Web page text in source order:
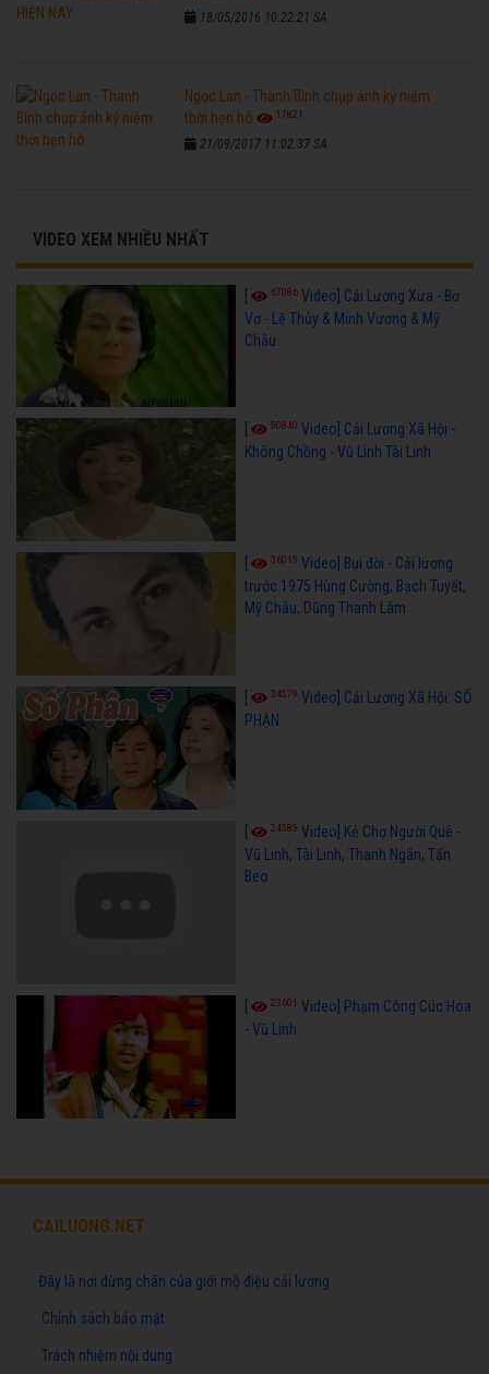
18/05/2016 10:22:21 SA
Ngọc Lan - Thanh Bình chụp ảnh kỷ niệm
thời hẹn hò
17821
21/09/2017 11:02:37 SA
VIDEO XEM NHIỀU NHẤT
[ 67086 Video] Cải Lương Xưa - Bơ
Vơ - Lệ Thủy & Minh Vương & Mỹ
Châu
50840 Video] Cải Lương Xã Hội -
Không Chồng - Vũ Linh Tài Linh
36015 Video] Bụi đời - Cải lương
trước 1975 Hùng Cường, Bạch Tuyết,
Mỹ Châu, Dũng Thanh Lâm
34579 Video] Cải Lương Xã Hội: SỐ
PHẬN
24585 Video] Kẻ Chợ Người Quê -
Vũ Linh, Tài Linh, Thanh Ngân, Tấn
Beo
23601
Video] Phạm Công Cúc Hoa
- Vũ Linh
CAILUONG.NET
Đây là nơi dừng chân của giới mộ điệu cải lương
Chính sách bảo mật
Trách nhiệm nội dung